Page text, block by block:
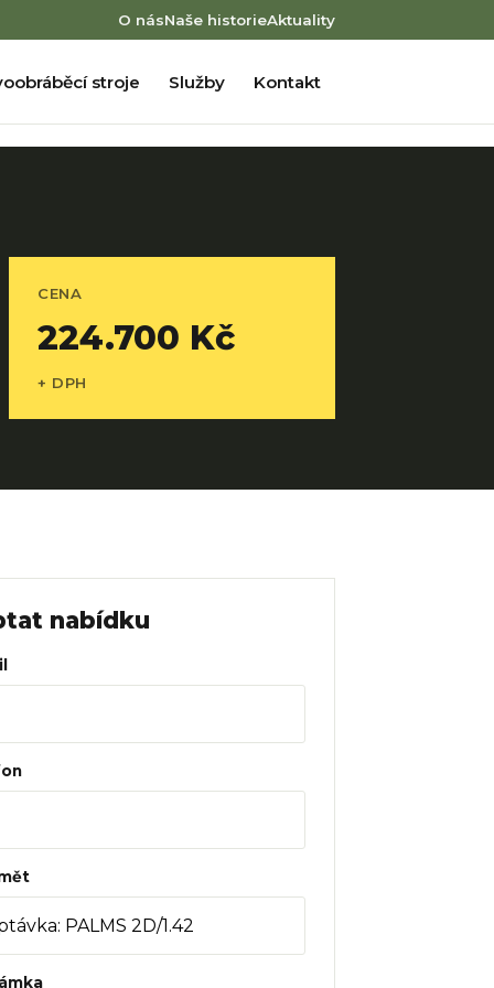
O násNaše historieAktuality
stroje Služby Kontakt
CENA
224.700 Kč
+ DPH
nabídku